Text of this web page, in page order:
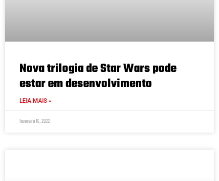
Nova trilogia de Star Wars pode
estar em desenvolvimento
LEIA MAIS »
fevereiro 16, 2022